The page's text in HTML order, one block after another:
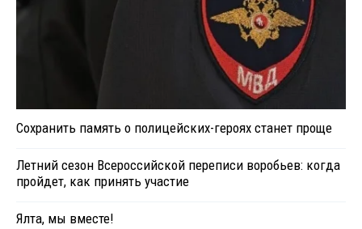
Сохранить память о полицейских-героях станет проще
Летний сезон Всероссийской переписи воробьев: когда
пройдет, как принять участие
Ялта, мы вместе!